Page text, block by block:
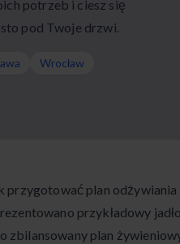
potrzeb i ciesz się
pod Twoje drzwi.
Wrocław
przygotować plan
przykładowy
zbilansowany plan